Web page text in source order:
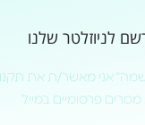
שלנו
מאשר/ת את תקנון
פרסומיים במייל